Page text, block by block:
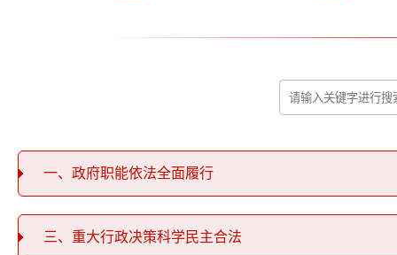
一、政府职能依法全面履行
三、重大行政决策科学民主合法